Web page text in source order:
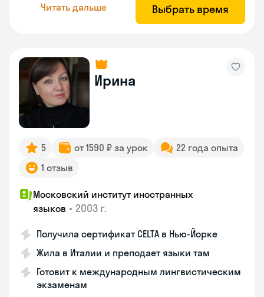
Читать дальше Выбрать время
Ирина
5 от 1590 ₽ за урок
22 года опыта
1 отзыв
Московский институт иностранных
языков • 2003 г.
Получила сертификат CELTA в Нью-Йорке
Жила в Италии и преподает языки там
Готовит к международным лингвистическим
экзаменам